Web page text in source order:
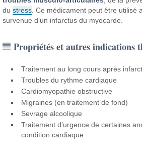
dustress . Ce médicament peut être utilisé
survenue d’un infarctus du myocarde.
Propriétés et autres indications
Traitement au long cours après
Troubles du rythme cardiaque
Cardiomyopathie obstructive
Migraines (en traitement de fond)
Sevrage alcoolique
Traitement d’urgence de certaines
condition cardiaque